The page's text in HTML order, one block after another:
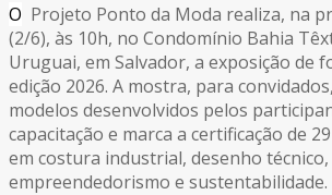
O Projeto Ponto da Moda realiza, na
(2/6), às 10h, no Condomínio Bahia
Uruguai, em Salvador, a exposição de
edição 2026. A mostra, para
modelos desenvolvidos pelos
capacitação e marca a certificação de
em costura industrial, desenho técnico,
empreendedorismo e sustentabilidade.